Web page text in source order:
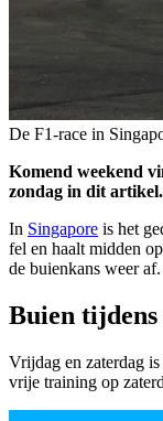
De F1-race in
Komend weekend
zondag in dit artikel.
In Singapore is het
fel en haalt midden
de buienkans weer af.
Buien
Vrijdag en zaterdag
vrije training op